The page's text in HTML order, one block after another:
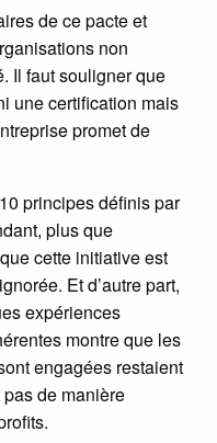
de ce pacte et
non
Il faut souligner que
une certification mais
promet de
principes définis par
plus que
cette initiative est
Et d’autre part,
expériences
montre que les
engagées restaient
pas de manière